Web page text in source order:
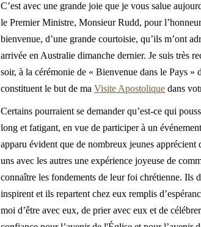
C’est avec une grande joie que je vous salue
le Premier Ministre, Monsieur Rudd, pour
bienvenue, d’une grande courtoisie, qu’ils m’ont
arrivée en Australie dimanche dernier. Je suis très
soir, à la cérémonie de « Bienvenue dans le Pays »
constituent le but de ma Visite Apostolique dans
Certains pourraient se demander qu’est-ce qui
long et fatigant, en vue de participer à un
apparu évident que de nombreux jeunes
uns avec les autres une expérience joyeuse de
connaître les fondements de leur foi chrétienne. Ils
inspirent et ils repartent chez eux remplis
moi d’être avec eux, de prier avec eux et de